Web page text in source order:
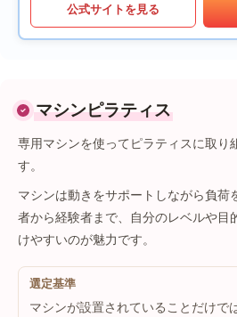
公式サイトを見る
マシンピラティス
専用マシンを使ってピラティスに取り
す。
マシンは動きをサポートしながら負荷
者から経験者まで、自分のレベルや目
けやすいのが魅力です。
選定基準
マシンが設置されていることだけで